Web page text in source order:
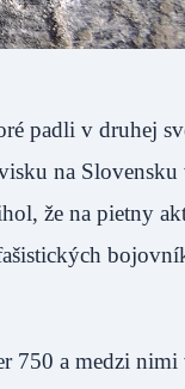
padli v druhej
na Slovensku
že na pietny
750 a medzi nimi